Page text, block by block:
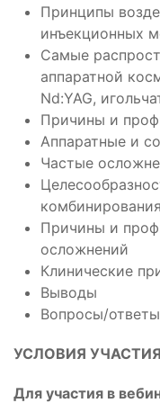
Принципы
инъекционных
Самые
аппаратной
Nd:YAG,
Причины и
Аппаратные и
Частые
Причины и
осложнений
Клинические
Выводы
Вопросы/ответы
УСЛОВИЯ
Для участия в